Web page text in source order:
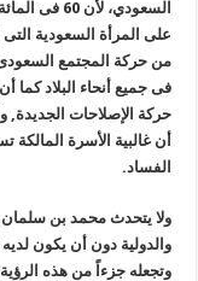
على المرأة السعودية
من حركة المجتمع
فى جميع أنحاء البلاد كما
حركة الإصلاحات الجديدة,
أن غالبية الأسرة
الفساد.
ولا يتحدث محمد بن سلمان
والدولية دون أن يكون
وتجعله جزءاً من هذه الرؤية